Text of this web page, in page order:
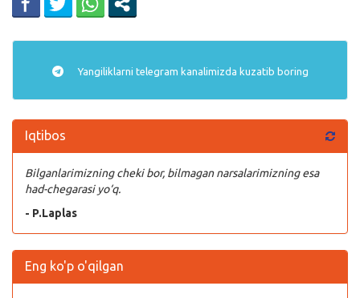
Yangiliklarni telegram kanalimizda kuzatib boring
Iqtibos
Bilganlarimizning cheki bor, bilmagan narsalarimizning esa
had-chegarasi yo‘q.
- P.Laplas
Eng ko'p o'qilgan